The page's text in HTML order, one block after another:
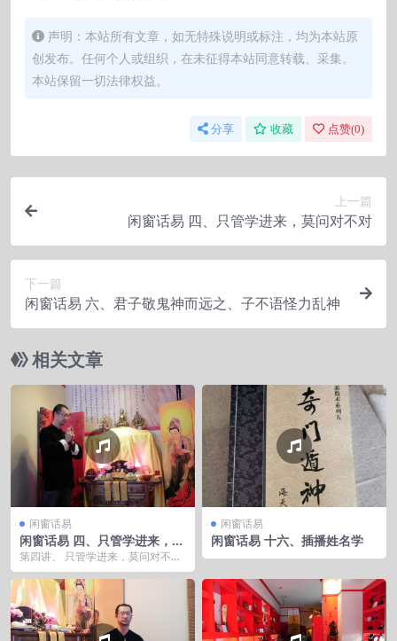
声明：本站所有文章，如无特殊说明或标注，均为本站原
创发布。任何个人或组织，在未征得本站同意转载、采集。
本站保留一切法律权益。
分享 收藏 点赞(0)
上一篇
闲窗话易 四、只管学进来，莫问对不对
下一篇
闲窗话易 六、君子敬鬼神而远之、子不语怪力乱神
相关文章
闲窗话易
闲窗话易 四、只管学进来，莫
问对不对
第四讲、 只管学进来，莫问对不对
易无绝对的对错 大智若愚 错的也许
是更好的 不...
闲窗话易
闲窗话易 十六、插播姓名学